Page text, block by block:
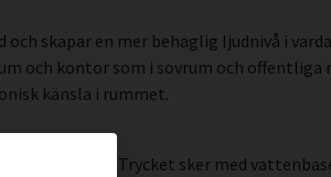
skapar en mer behaglig ljudnivå i
och kontor som i sovrum och offentliga
känsla i rummet.
teknologi. Trycket sker med